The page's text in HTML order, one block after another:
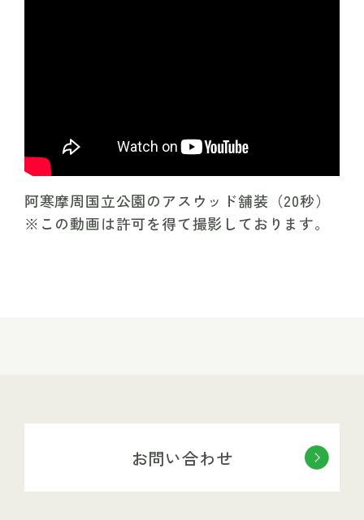
阿寒摩周国立公園のアスウッド舗装（20秒）
※この動画は許可を得て撮影しております。
お問い合わせ